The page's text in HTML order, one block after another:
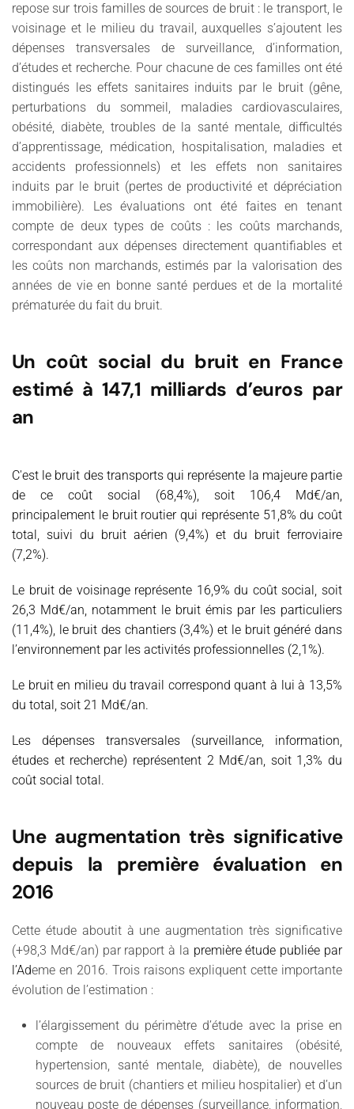
repose sur trois familles de sources de bruit : le transport, le
voisinage et le milieu du travail, auxquelles s’ajoutent les
dépenses transversales de surveillance, d’information,
d’études et recherche. Pour chacune de ces familles ont été
distingués les effets sanitaires induits par le bruit (gêne,
perturbations du sommeil, maladies cardiovasculaires,
obésité, diabète, troubles de la santé mentale, difficultés
d’apprentissage, médication, hospitalisation, maladies et
accidents professionnels) et les effets non sanitaires
induits par le bruit (pertes de productivité et dépréciation
immobilière). Les évaluations ont été faites en tenant
compte de deux types de coûts : les coûts marchands,
correspondant aux dépenses directement quantifiables et
les coûts non marchands, estimés par la valorisation des
années de vie en bonne santé perdues et de la mortalité
prématurée du fait du bruit.
Un coût social du bruit en France
estimé à 147,1 milliards d’euros par
an
C'est le bruit des transports qui représente la majeure partie
de ce coût social (68,4%), soit 106,4 Md€/an,
principalement le bruit routier qui représente 51,8% du coût
total, suivi du bruit aérien (9,4%) et du bruit ferroviaire
(7,2%).
Le bruit de voisinage représente 16,9% du coût social, soit
26,3 Md€/an, notamment le bruit émis par les particuliers
(11,4%), le bruit des chantiers (3,4%) et le bruit généré dans
l’environnement par les activités professionnelles (2,1%).
Le bruit en milieu du travail correspond quant à lui à 13,5%
du total, soit 21 Md€/an.
Les dépenses transversales (surveillance, information,
études et recherche) représentent 2 Md€/an, soit 1,3% du
coût social total.
Une augmentation très significative
depuis la première évaluation en
2016
Cette étude aboutit à une augmentation très significative
(+98,3 Md€/an) par rapport à la première étude publiée par
l’Ademe en 2016. Trois raisons expliquent cette importante
évolution de l’estimation :
l’élargissement du périmètre d’étude avec la prise en
compte de nouveaux effets sanitaires (obésité,
hypertension, santé mentale, diabète), de nouvelles
sources de bruit (chantiers et milieu hospitalier) et d’un
nouveau poste de dépenses (surveillance, information,